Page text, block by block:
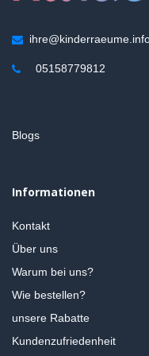
05158779812
Blogs
Informationen
Kontakt
Über uns
Warum bei uns?
Wie bestellen?
unsere Rabatte
Kundenzufriedenheit